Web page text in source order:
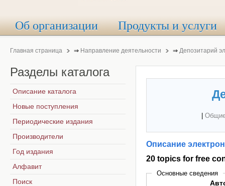
Об организации Продукты и услуги
Главная страница ⇒ Направление деятельности ⇒ Депозитарий
Описание
20 topics for free
Основные сведения
Разделы каталога
Описание каталога
Новые поступления
Периодические издания
Производители
Год издания
Алфавит
Поиск